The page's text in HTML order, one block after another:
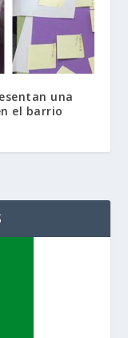
una
el barrio